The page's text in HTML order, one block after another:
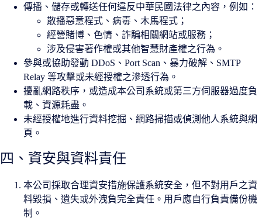
傳播、儲存或轉送任何違反中華民國法律之內容，例如：
散播惡意程式、病毒、木馬程式；
經營賭博、色情、詐騙相關網站或服務；
涉及侵害著作權或其他智慧財產權之行為。
參與或協助發動 DDoS、Port Scan、暴力破解、SMTP
Relay 等攻擊或未經授權之滲透行為。
擾亂網路秩序，或造成本公司系統或第三方伺服器過度負
載、資源耗盡。
未經授權地進行資料挖掘、網路掃描或偵測他人系統與網
頁。
四、資安與資料責任
本公司採取合理資安措施保護系統安全，但不對用戶之資
料毀損、遺失或外洩負完全責任。用戶應自行負責備份機
制。